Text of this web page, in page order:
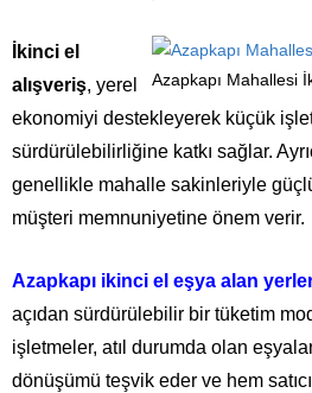
Azapkapı Mahallesi
İkinci el
alışveriş, yerel
ekonomiyi destekleyerek küçük
sürdürülebilirliğine katkı sağlar.
genellikle mahalle sakinleriyle
müşteri memnuniyetine önem verir.
Azapkapı ikinci el eşya alan
açıdan sürdürülebilir bir tüketim
işletmeler, atıl durumda olan
dönüşümü teşvik eder ve hem